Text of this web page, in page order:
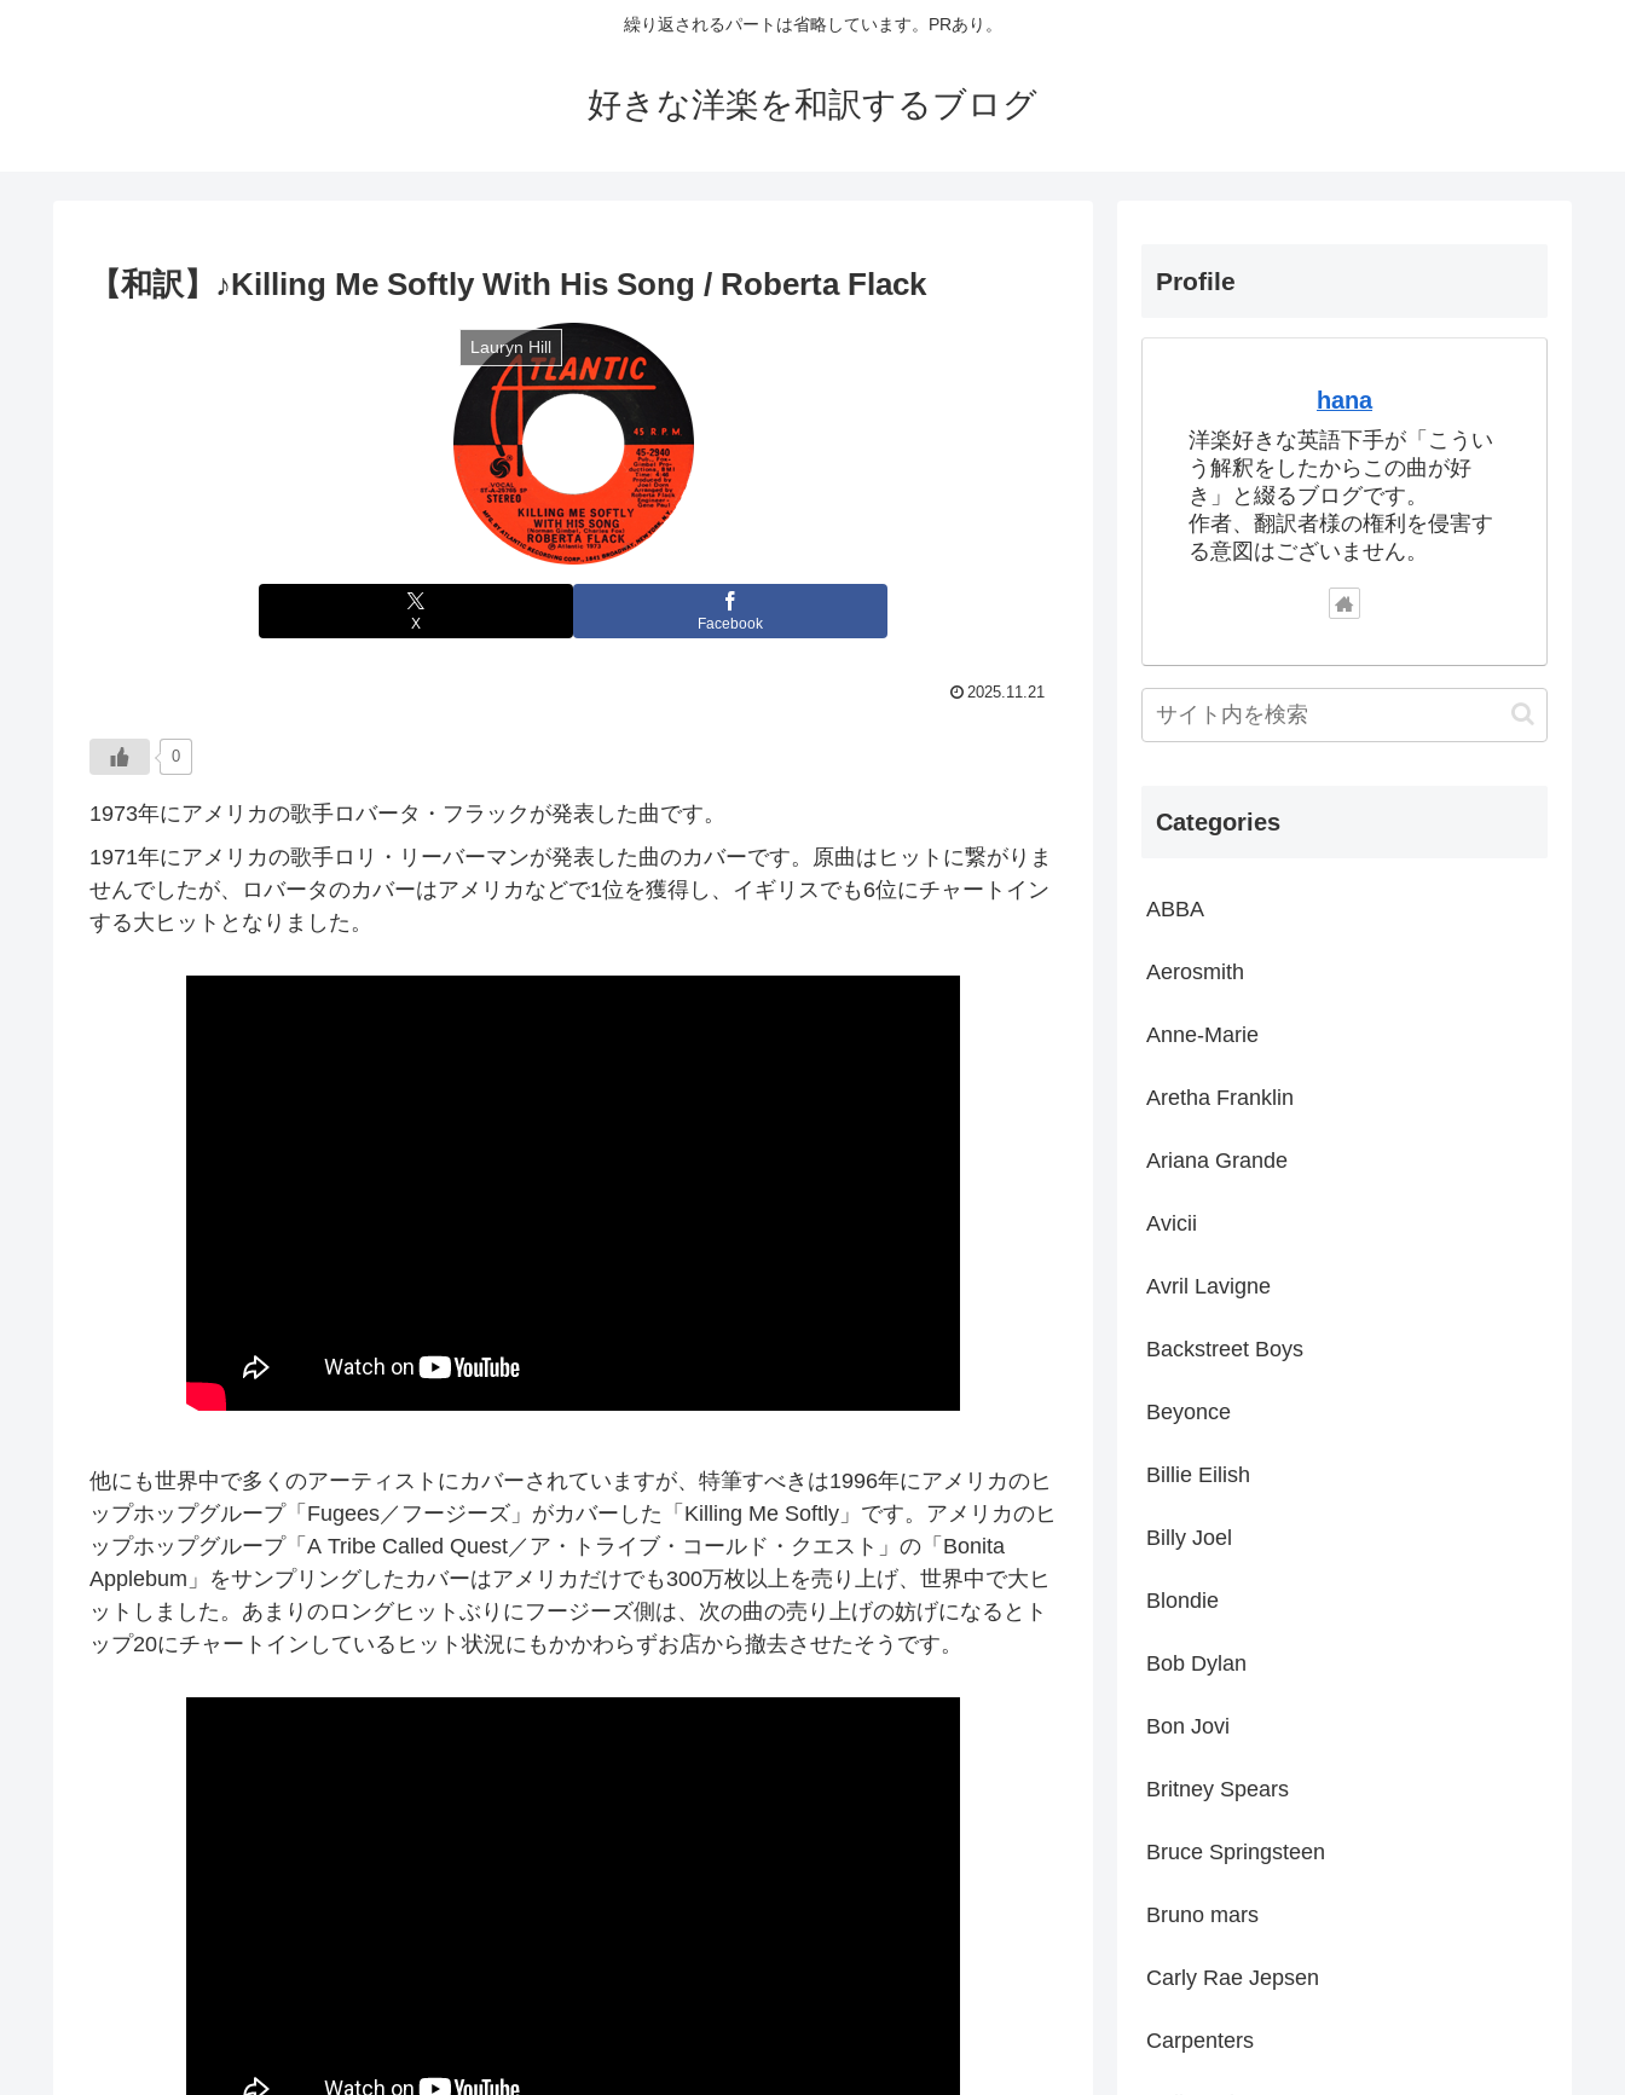
繰り返されるパートは省略しています。PRあり。
好きな洋楽を和訳するブログ
【和訳】♪Killing Me Softly With His Song / Roberta Flack
Lauryn Hill
X Facebook
2025.11.21
0
1973年にアメリカの歌手ロバータ・フラックが発表した曲です。
1971年にアメリカの歌手ロリ・リーバーマンが発表した曲のカバーです。原曲はヒットに繋がりま
せんでしたが、ロバータのカバーはアメリカなどで1位を獲得し、イギリスでも6位にチャートイン
する大ヒットとなりました。
他にも世界中で多くのアーティストにカバーされていますが、特筆すべきは1996年にアメリカのヒ
ップホップグループ「Fugees／フージーズ」がカバーした「Killing Me Softly」です。アメリカのヒ
ップホップグループ「A Tribe Called Quest／ア・トライブ・コールド・クエスト」の「Bonita
Applebum」をサンプリングしたカバーはアメリカだけでも300万枚以上を売り上げ、世界中で大ヒ
ットしました。あまりのロングヒットぶりにフージーズ側は、次の曲の売り上げの妨げになるとト
ップ20にチャートインしているヒット状況にもかかわらずお店から撤去させたそうです。
Profile
hana
洋楽好きな英語下手が「こうい
う解釈をしたからこの曲が好
き」と綴るブログです。
作者、翻訳者様の権利を侵害す
る意図はございません。
Categories
ABBA
Aerosmith
Anne-Marie
Aretha Franklin
Ariana Grande
Avicii
Avril Lavigne
Backstreet Boys
Beyonce
Billie Eilish
Billy Joel
Blondie
Bob Dylan
Bon Jovi
Britney Spears
Bruce Springsteen
Bruno mars
Carly Rae Jepsen
Carpenters